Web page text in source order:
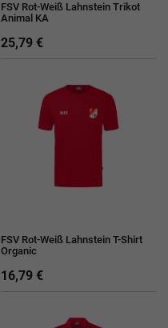
FSV Rot-Weiß Lahnstein Trikot
Animal KA
25,79 €
FSV Rot-Weiß Lahnstein T-Shirt
Organic
16,79 €